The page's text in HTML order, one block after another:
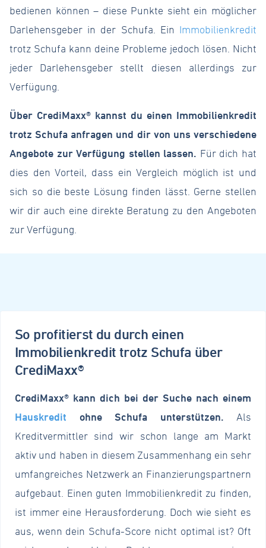
bedienen können – diese Punkte sieht ein möglicher
Darlehensgeber in der Schufa. Ein Immobilienkredit
trotz Schufa kann deine Probleme jedoch lösen. Nicht
jeder Darlehensgeber stellt diesen allerdings zur
Verfügung.
Über CrediMaxx® kannst du einen Immobilienkredit
trotz Schufa anfragen und dir von uns verschiedene
Angebote zur Verfügung stellen lassen. Für dich hat
dies den Vorteil, dass ein Vergleich möglich ist und
sich so die beste Lösung finden lässt. Gerne stellen
wir dir auch eine direkte Beratung zu den Angeboten
zur Verfügung.
So profitierst du durch einen
Immobilienkredit trotz Schufa über
CrediMaxx®
CrediMaxx® kann dich bei der Suche nach einem
Hauskredit ohne Schufa unterstützen. Als
Kreditvermittler sind wir schon lange am Markt
aktiv und haben in diesem Zusammenhang ein sehr
umfangreiches Netzwerk an Finanzierungspartnern
aufgebaut. Einen guten Immobilienkredit zu finden,
ist immer eine Herausforderung. Doch wie sieht es
aus, wenn dein Schufa-Score nicht optimal ist? Oft